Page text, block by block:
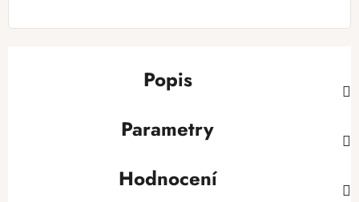
Popis
Parametry
Hodnocení